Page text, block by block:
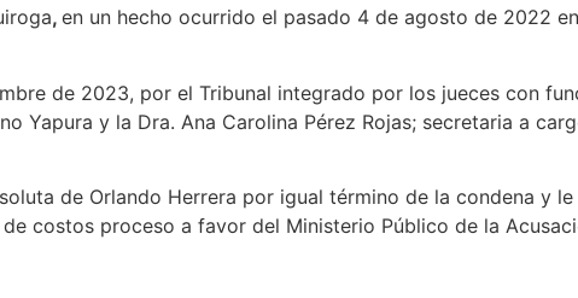
, en un hecho ocurrido el pasado 4 de agosto de 2022
de 2023, por el Tribunal integrado por los jueces con
Yapura y la Dra. Ana Carolina Pérez Rojas; secretaria a
de Orlando Herrera por igual término de la condena y
costos proceso a favor del Ministerio Público de la